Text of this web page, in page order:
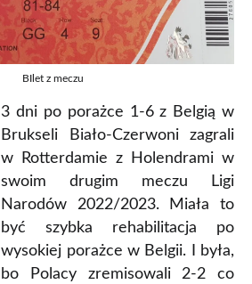
BIlet z meczu
3 dni po porażce 1-6 z Belgią w
Brukseli Biało-Czerwoni zagrali
w Rotterdamie z Holendrami w
swoim drugim meczu Ligi
Narodów 2022/2023. Miała to
być szybka rehabilitacja po
wysokiej porażce w Belgii. I była,
bo Polacy zremisowali 2-2 co